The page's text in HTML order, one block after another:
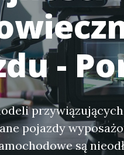
-
pojazdy
są